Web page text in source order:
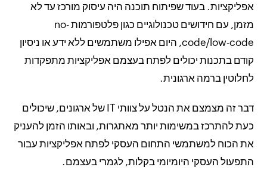
אפליקציות. בעוד שפיתוח תוכנה היה עיסוק מורכז עד לא
מזמן, עם חידושים טכנולוגיים כגון פלטפורמות no-
code/low-code, היום אפילו משתמשים ללא ידע או ניסיון
קודם בתכנות יכולים לפתח בעצמם אפליקציות מתפקדות
לחלוטין ברמה ארגונית.
דבר זה מצמצם את הנטל על צוותי IT של ארגונים, שיכולים
כעת להתרכז במשימות יותר מאתגרות, ובאותו הזמן להעניק
את הכוח למשתמשי התחום העסקי לפתח אפליקציות עבור
התפעול העסקי היומיומי בקלות, לגמרי בעצמם.